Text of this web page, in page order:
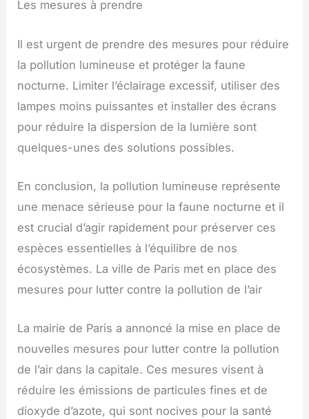
Les mesures à prendre
Il est urgent de prendre des mesures pour réduire
la pollution lumineuse et protéger la faune
nocturne. Limiter l’éclairage excessif, utiliser des
lampes moins puissantes et installer des écrans
pour réduire la dispersion de la lumière sont
quelques-unes des solutions possibles.
En conclusion, la pollution lumineuse représente
une menace sérieuse pour la faune nocturne et il
est crucial d’agir rapidement pour préserver ces
espèces essentielles à l’équilibre de nos
écosystèmes. La ville de Paris met en place des
mesures pour lutter contre la pollution de l’air
La mairie de Paris a annoncé la mise en place de
nouvelles mesures pour lutter contre la pollution
de l’air dans la capitale. Ces mesures visent à
réduire les émissions de particules fines et de
dioxyde d’azote, qui sont nocives pour la santé